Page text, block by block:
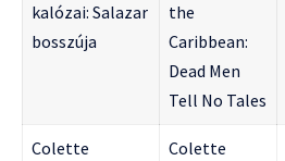
kalózai: Salazar
bosszúja
the
Caribbean:
Dead Men
Tell No Tales
Colette Colette